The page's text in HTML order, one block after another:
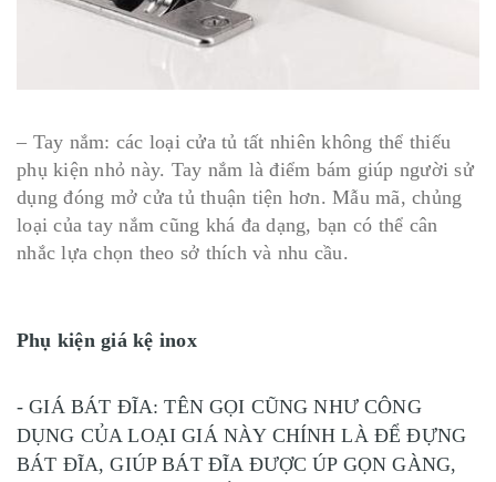
– Tay nắm: các loại cửa tủ tất nhiên không thể thiếu
phụ kiện nhỏ này. Tay nắm là điểm bám giúp người sử
dụng đóng mở cửa tủ thuận tiện hơn. Mẫu mã, chủng
loại của tay nắm cũng khá đa dạng, bạn có thể cân
nhắc lựa chọn theo sở thích và nhu cầu.
Phụ kiện giá kệ inox
- GIÁ BÁT ĐĨA: TÊN GỌI CŨNG NHƯ CÔNG
DỤNG CỦA LOẠI GIÁ NÀY CHÍNH LÀ ĐỂ ĐỰNG
BÁT ĐĨA, GIÚP BÁT ĐĨA ĐƯỢC ÚP GỌN GÀNG,